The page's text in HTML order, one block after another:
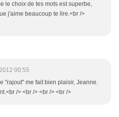
le choix de tes mots est superbe,
j'aime beaucoup te lire.<br />
00:55
"rajout" me fait bien plaisir, Jeanne.
/> <br /> <br /> <br />